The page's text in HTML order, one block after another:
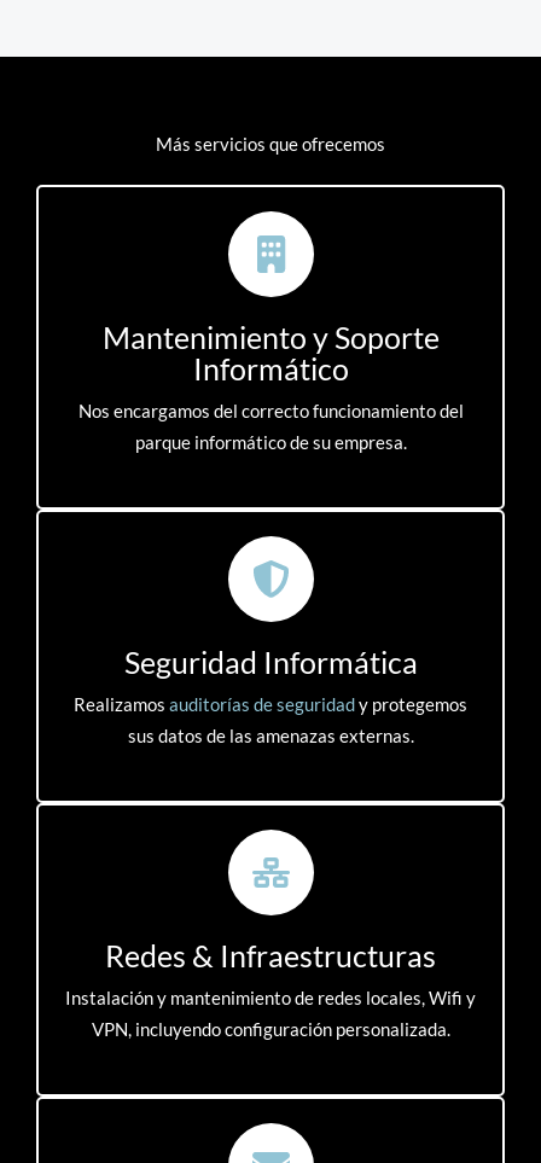
Más servicios que ofrecemos
Mantenimiento y Soporte
Informático
Nos encargamos del correcto funcionamiento del
parque informático de su empresa.
Seguridad Informática
Realizamos auditorías de seguridady protegemos
sus datos de las amenazas externas.
Redes & Infraestructuras
Instalación y mantenimiento de redes locales, Wifi y
VPN, incluyendo configuración personalizada.